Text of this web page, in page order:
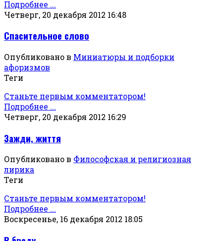
Подробнее ...
Четверг, 20 декабря 2012 16:48
Спасительное слово
Опубликовано в Миниатюры и подборки
афоризмов
Теги
Станьте первым комментатором!
Подробнее ...
Четверг, 20 декабря 2012 16:29
Зажди, життя
Опубликовано в Философская и религиозная
лирика
Теги
Станьте первым комментатором!
Подробнее ...
Воскресенье, 16 декабря 2012 18:05